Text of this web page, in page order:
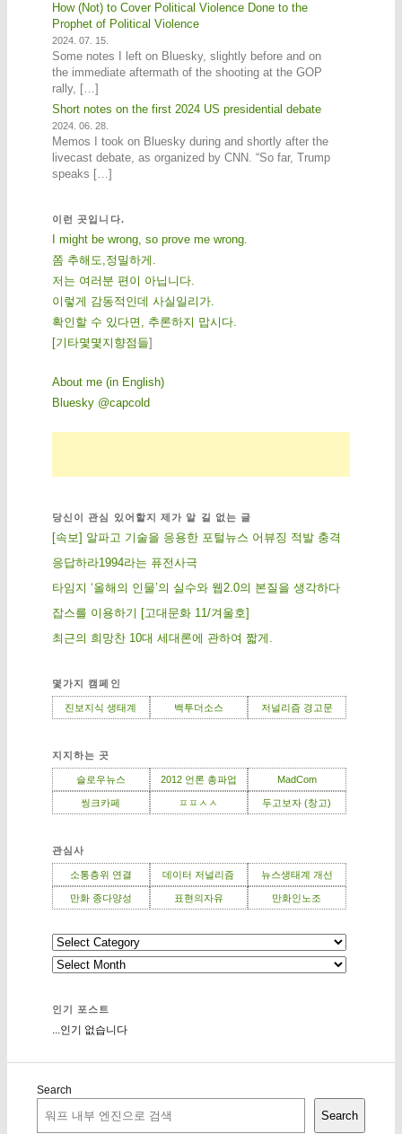
How (Not) to Cover Political Violence Done to the
Prophet of Political Violence
2024. 07. 15.
Some notes I left on Bluesky, slightly before and on
the immediate aftermath of the shooting at the GOP
rally, […]
Short notes on the first 2024 US presidential debate
2024. 06. 28.
Memos I took on Bluesky during and shortly after the
livecast debate, as organized by CNN. “So far, Trump
speaks […]
이런 곳입니다.
I might be wrong, so prove me wrong.
쫌 추해도,정밀하게.
저는 여러분 편이 아닙니다.
이렇게 감동적인데 사실일리가.
확인할 수 있다면, 추론하지 맙시다.
[기 타몇 몇 지 향점 들]
About me (in English)
Bluesky @capcold
당신이 관심 있어할지 제가 알 길 없는 글
[속보] 알파고 기술을 응용한 포털뉴스 어뷰징 적발 충격
응답하라1994라는 퓨전사극
타임지 ‘올해의 인물’의 실수와 웹2.0의 본질을 생각하다
잡스를 이용하기 [고대문화 11/겨울호]
최근의 희망찬 10대 세대론에 관하여 짧게.
몇가지 캠페인
진보지식 생태계 백투더소스 저널리즘 경고문
지지하는 곳
슬로우뉴스 2012 언론 총파업 MadCom
씽크카페 ㅍㅍㅅㅅ 두고보자 (창고)
관심사
소통층위 연결 데이터 저널리즘 뉴스생태계 개선
만화 종다양성 표현의자유 만화인노조
인기 포스트
...인기 없습니다
Search
Search